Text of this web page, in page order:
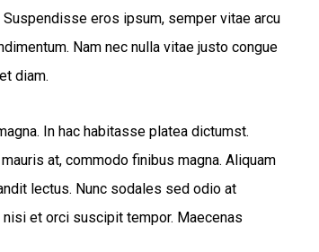
eros ipsum, semper vitae arcu
Nam nec nulla vitae justo congue
diam.
In hac habitasse platea dictumst.
at, commodo finibus magna. Aliquam
lectus. Nunc sodales sed odio at
et orci suscipit tempor. Maecenas